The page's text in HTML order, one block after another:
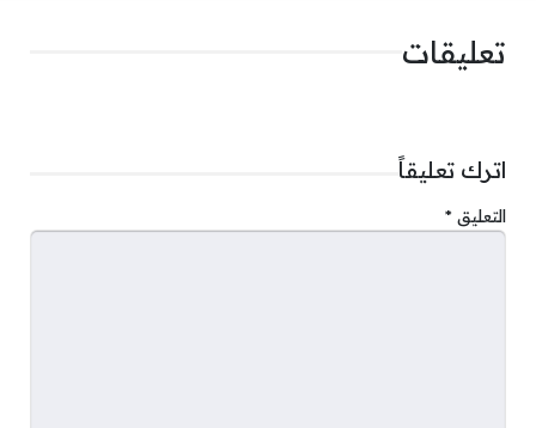
تعليقات
اترك تعليقاً
التعليق *